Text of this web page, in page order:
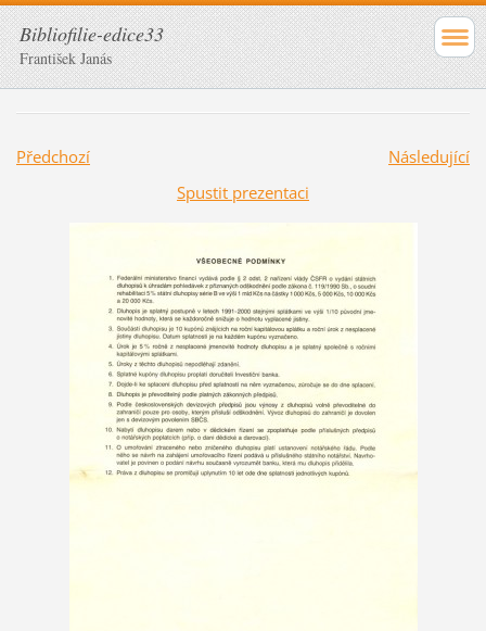
Bibliofilie-edice33
František Janás
Předchozí
Následující
Spustit prezentaci